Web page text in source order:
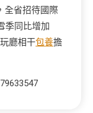
全省招待國際
季同比增加
廳相干包養擔